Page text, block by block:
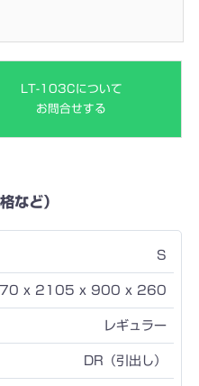
LT-103Cについて
お問合せする
など）
S
x 2105 x 900 x 260
レギュラー
DR（引出し）